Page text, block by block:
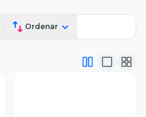
Ordenar